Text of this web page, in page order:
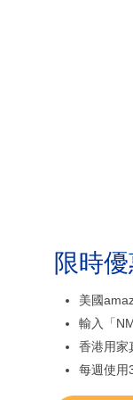
限時
美國
輸入「
香港用家
每週使用